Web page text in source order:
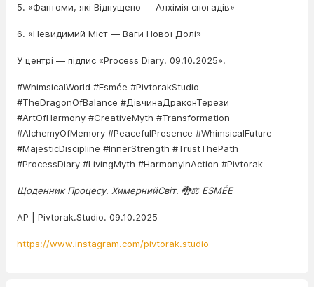
5. «Фантоми, які Відпущено — Алхімія спогадів»
6. «Невидимий Міст — Ваги Нової Долі»
У центрі — підпис «Process Diary. 09.10.2025».
#WhimsicalWorld #Esmée #PivtorakStudio
#TheDragonOfBalance #ДівчинаДраконТерези
#ArtOfHarmony #CreativeMyth #Transformation
#AlchemyOfMemory #PeacefulPresence #WhimsicalFuture
#MajesticDiscipline #InnerStrength #TrustThePath
#ProcessDiary #LivingMyth #HarmonyInAction #Pivtorak
Щоденник Процесу. ХимернийСвіт. 🐉⚖️ ESMÉE
AP | Pivtorak.Studio. 09.10.2025
https://www.instagram.com/pivtorak.studio